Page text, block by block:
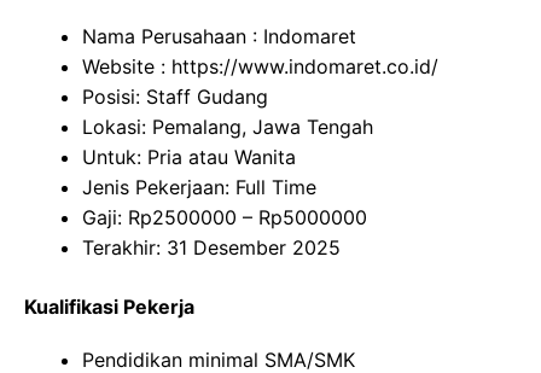
Nama Perusahaan : Indomaret
Website : https://www.indomaret.co.id/
Posisi: Staff Gudang
Lokasi: Pemalang, Jawa Tengah
Untuk: Pria atau Wanita
Jenis Pekerjaan: Full Time
Gaji: Rp2500000 – Rp5000000
Terakhir: 31 Desember 2025
Kualifikasi Pekerja
Pendidikan minimal SMA/SMK